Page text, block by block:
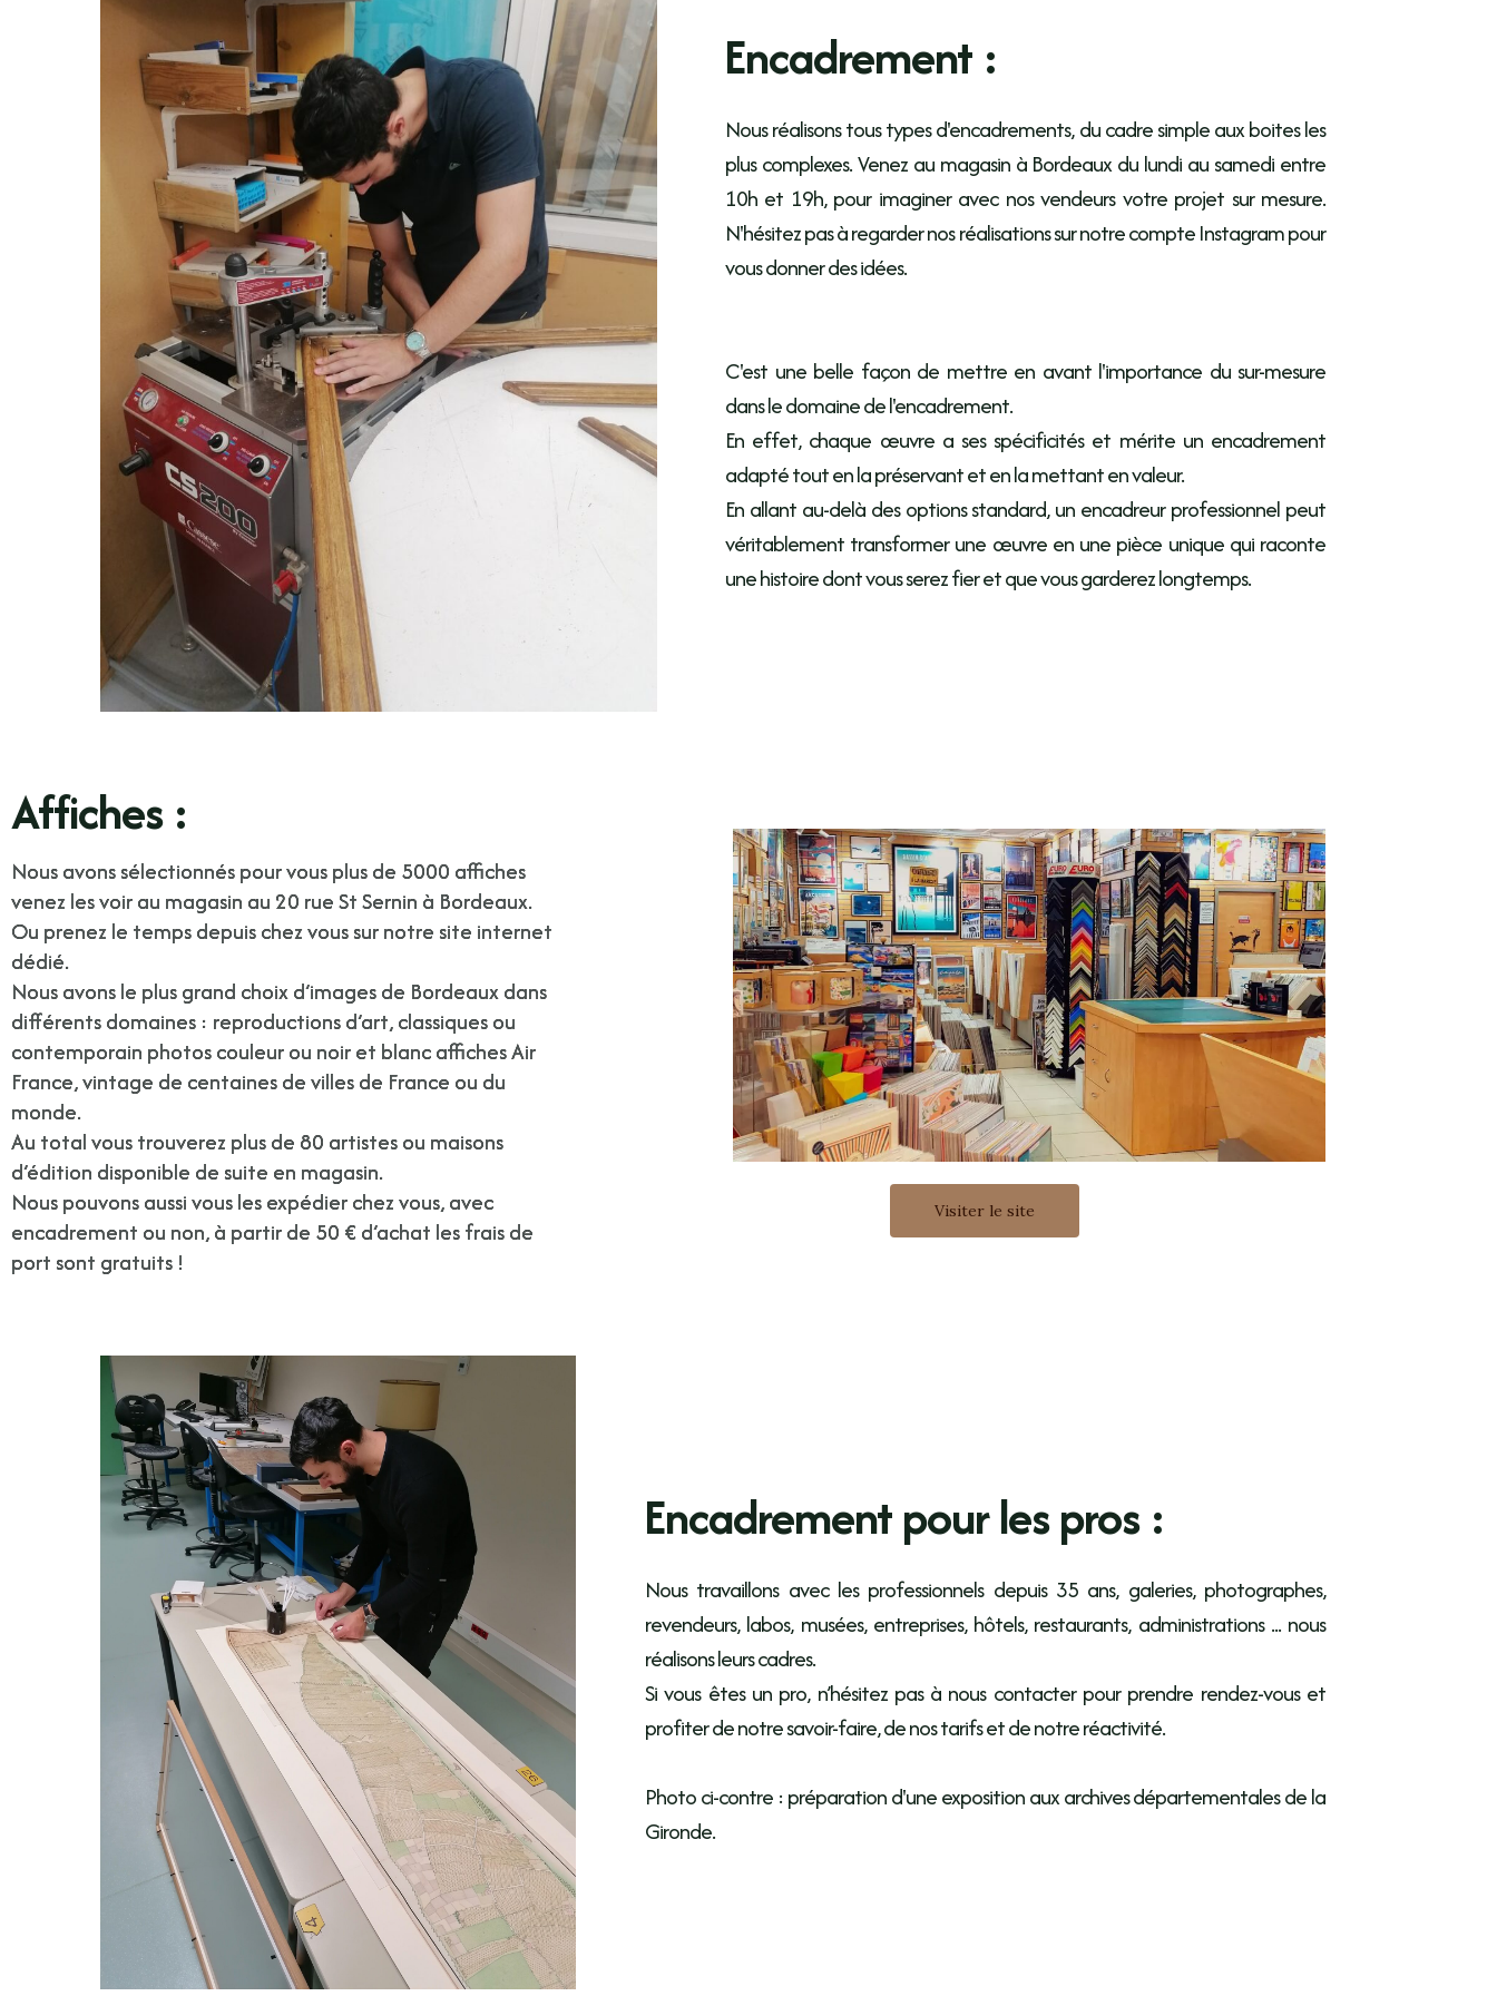
Encadrement :
Nous réalisons tous types d'encadrements, du cadre simple aux boites les
plus complexes. Venez au magasin à Bordeaux du lundi au samedi entre
10h et 19h, pour imaginer avec nos vendeurs votre projet sur mesure.
N'hésitez pas à regarder nos réalisations sur notre compte Instagram pour
vous donner des idées.
C'est une belle façon de mettre en avant l'importance du sur-mesure
dans le domaine de l'encadrement.
En effet, chaque œuvre a ses spécificités et mérite un encadrement
adapté tout en la préservant et en la mettant en valeur.
En allant au-delà des options standard, un encadreur professionnel peut
véritablement transformer une œuvre en une pièce unique qui raconte
une histoire dont vous serez fier et que vous garderez longtemps.
Affiches :
Nous avons sélectionnés pour vous plus de 5000 affiches
venez les voir au magasin au 20 rue St Sernin à Bordeaux.
Ou prenez le temps depuis chez vous sur notre site internet
dédié.
Nous avons le plus grand choix d’images de Bordeaux dans
différents domaines : reproductions d’art, classiques ou
contemporain photos couleur ou noir et blanc affiches Air
France, vintage de centaines de villes de France ou du
monde.
Au total vous trouverez plus de 80 artistes ou maisons
d’édition disponible de suite en magasin.
Nous pouvons aussi vous les expédier chez vous, avec
encadrement ou non, à partir de 50 € d’achat les frais de
port sont gratuits !
Visiter le site
Encadrement pour les pros :
Nous travaillons avec les professionnels depuis 35 ans, galeries, photographes,
revendeurs, labos, musées, entreprises, hôtels, restaurants, administrations ... nous
réalisons leurs cadres.
Si vous êtes un pro, n’hésitez pas à nous contacter pour prendre rendez-vous et
profiter de notre savoir-faire, de nos tarifs et de notre réactivité.
Photo ci-contre : préparation d'une exposition aux archives départementales de la
Gironde.